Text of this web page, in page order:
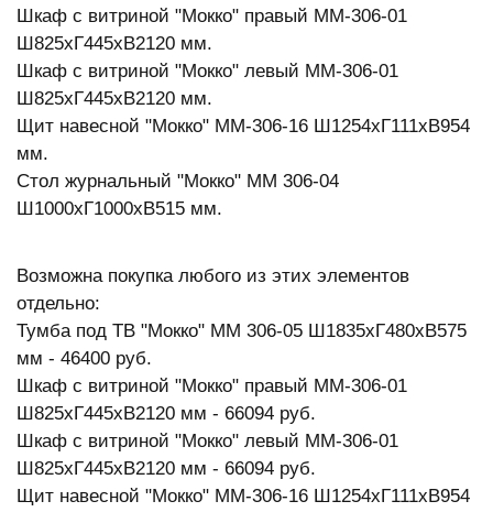
Шкаф с витриной "Мокко" правый ММ-306-01
Ш825xГ445xВ2120 мм.
Шкаф с витриной "Мокко" левый ММ-306-01
Ш825xГ445xВ2120 мм.
Щит навесной "Мокко" ММ-306-16 Ш1254xГ111хВ954
мм.
Стол журнальный "Мокко" ММ 306-04
Ш1000xГ1000xВ515 мм.
Возможна покупка любого из этих элементов
отдельно:
Тумба под ТВ "Мокко" ММ 306-05 Ш1835xГ480хВ575
мм - 46400 руб.
Шкаф с витриной "Мокко" правый ММ-306-01
Ш825xГ445xВ2120 мм - 66094 руб.
Шкаф с витриной "Мокко" левый ММ-306-01
Ш825xГ445xВ2120 мм - 66094 руб.
Щит навесной "Мокко" ММ-306-16 Ш1254xГ111хВ954